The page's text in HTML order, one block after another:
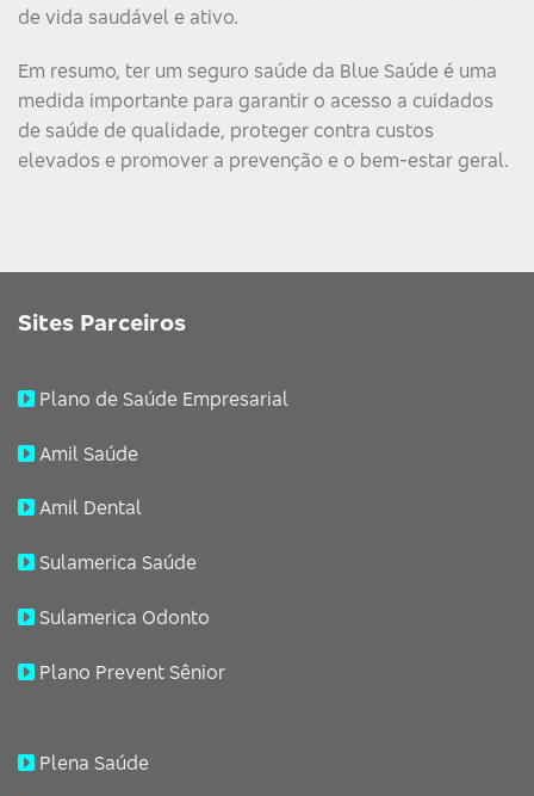
de vida saudável e ativo.
Em resumo, ter um seguro saúde da Blue Saúde é uma
medida importante para garantir o acesso a cuidados
de saúde de qualidade, proteger contra custos
elevados e promover a prevenção e o bem-estar geral.
Sites Parceiros
Plano de Saúde Empresarial
Amil Saúde
Amil Dental
Sulamerica Saúde
Sulamerica Odonto
Plano Prevent Sênior
Plena Saúde